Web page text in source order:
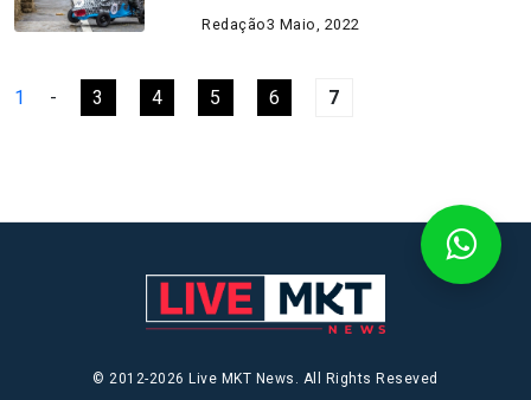
Redação3 Maio, 2022
1 - 3 4 5 6 7
© 2012-2026 Live MKT News. All Rights Reseved